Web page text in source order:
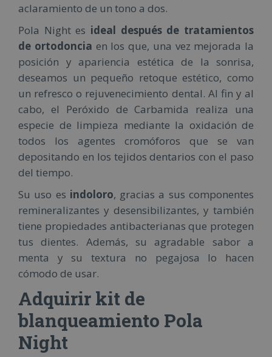
aclaramiento de un tono a dos.
Pola Night es ideal después de tratamientos
de ortodoncia en los que, una vez mejorada la
posición y apariencia estética de la sonrisa,
deseamos un pequeño retoque estético, como
un refresco o rejuvenecimiento dental. Al fin y al
cabo, el Peróxido de Carbamida realiza una
especie de limpieza mediante la oxidación de
todos los agentes cromóforos que se van
depositando en los tejidos dentarios con el paso
del tiempo.
Su uso es indoloro, gracias a sus componentes
remineralizantes y desensibilizantes, y también
tiene propiedades antibacterianas que protegen
tus dientes. Además, su agradable sabor a
menta y su textura no pegajosa lo hacen
cómodo de usar.
Adquirir kit de
blanqueamiento Pola
Night